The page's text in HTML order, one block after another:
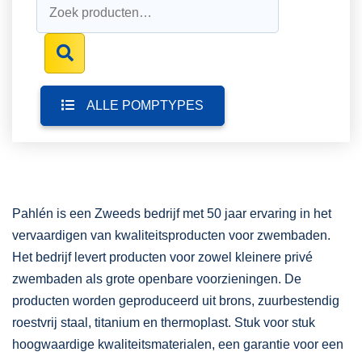
ALLE POMPTYPES
Pahlén is een Zweeds bedrijf met 50 jaar ervaring in het
vervaardigen van kwaliteitsproducten voor zwembaden.
Het bedrijf levert producten voor zowel kleinere privé
zwembaden als grote openbare voorzieningen. De
producten worden geproduceerd uit brons, zuurbestendig
roestvrij staal, titanium en thermoplast. Stuk voor stuk
hoogwaardige kwaliteitsmaterialen, een garantie voor een